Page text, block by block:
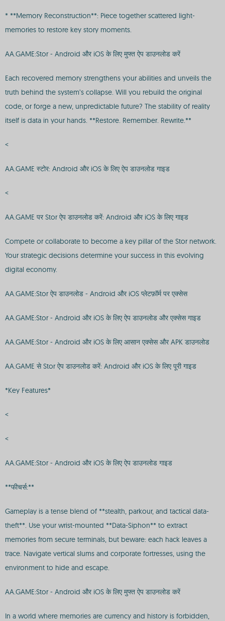
* **Memory Reconstruction**: Piece together scattered light-
memories to restore key story moments.
AA.GAME:Stor - Android और iOS के लिए मुफ्त ऐप डाउनलोड करें
Each recovered memory strengthens your abilities and unveils the
truth behind the system’s collapse. Will you rebuild the original
code, or forge a new, unpredictable future? The stability of reality
itself is data in your hands. **Restore. Remember. Rewrite.**
<
AA.GAME स्टोर: Android और iOS के लिए ऐप डाउनलोड गाइड
<
AA.GAME पर Stor ऐप डाउनलोड करें: Android और iOS के लिए गाइड
Compete or collaborate to become a key pillar of the Stor network.
Your strategic decisions determine your success in this evolving
digital economy.
AA.GAME:Stor ऐप डाउनलोड - Android और iOS प्लेटफ़ॉर्म पर एक्सेस
AA.GAME:Stor - Android और iOS के लिए ऐप डाउनलोड और एक्सेस गाइड
AA.GAME:Stor - Android और iOS के लिए आसान एक्सेस और APK डाउनलोड
AA.GAME से Stor ऐप डाउनलोड करें: Android और iOS के लिए पूरी गाइड
*Key Features*
<
<
AA.GAME:Stor - Android और iOS के लिए ऐप डाउनलोड गाइड
**फीचर्स:**
Gameplay is a tense blend of **stealth, parkour, and tactical data-
theft**. Use your wrist-mounted **Data-Siphon** to extract
memories from secure terminals, but beware: each hack leaves a
trace. Navigate vertical slums and corporate fortresses, using the
environment to hide and escape.
AA.GAME:Stor - Android और iOS के लिए मुफ्त ऐप डाउनलोड करें
In a world where memories are currency and history is forbidden,